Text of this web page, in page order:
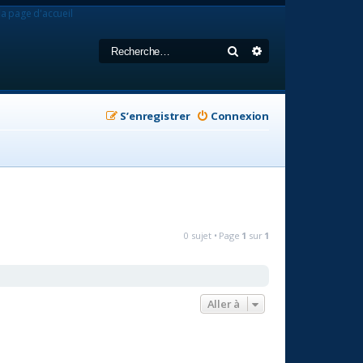
Rechercher
page d'accueil
Connexion
S’enregistrer
0 sujet • Page 1 sur 1
Aller à